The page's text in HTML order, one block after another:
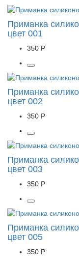
Приманка
цвет 001
350 Р
Приманка
цвет 002
350 Р
Приманка
цвет 003
350 Р
Приманка
цвет 005
350 Р